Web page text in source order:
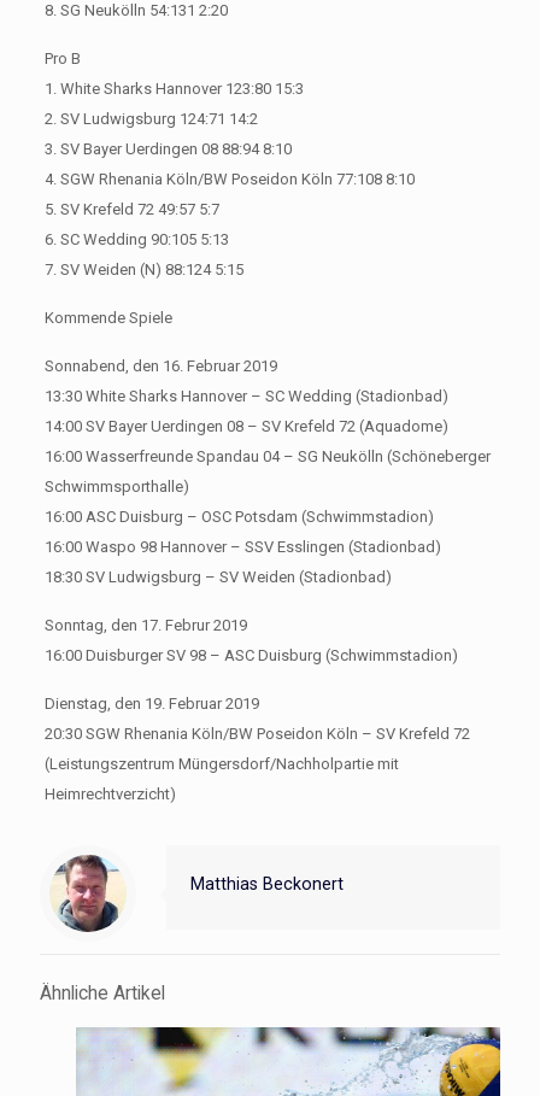
8. SG Neukölln 54:131 2:20
Pro B
1. White Sharks Hannover 123:80 15:3
2. SV Ludwigsburg 124:71 14:2
3. SV Bayer Uerdingen 08 88:94 8:10
4. SGW Rhenania Köln/BW Poseidon Köln 77:108 8:10
5. SV Krefeld 72 49:57 5:7
6. SC Wedding 90:105 5:13
7. SV Weiden (N) 88:124 5:15
Kommende Spiele
Sonnabend, den 16. Februar 2019
13:30 White Sharks Hannover – SC Wedding (Stadionbad)
14:00 SV Bayer Uerdingen 08 – SV Krefeld 72 (Aquadome)
16:00 Wasserfreunde Spandau 04 – SG Neukölln (Schöneberger
Schwimmsporthalle)
16:00 ASC Duisburg – OSC Potsdam (Schwimmstadion)
16:00 Waspo 98 Hannover – SSV Esslingen (Stadionbad)
18:30 SV Ludwigsburg – SV Weiden (Stadionbad)
Sonntag, den 17. Februr 2019
16:00 Duisburger SV 98 – ASC Duisburg (Schwimmstadion)
Dienstag, den 19. Februar 2019
20:30 SGW Rhenania Köln/BW Poseidon Köln – SV Krefeld 72
(Leistungszentrum Müngersdorf/Nachholpartie mit
Heimrechtverzicht)
Matthias Beckonert
Ähnliche Artikel